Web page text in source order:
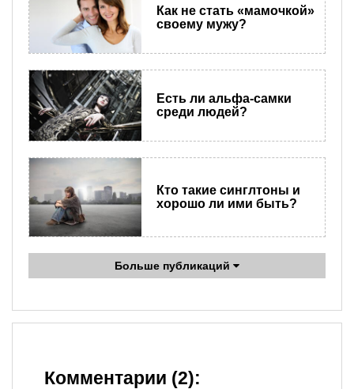
Как не стать «мамочкой»
своему мужу?
Есть ли альфа-самки
среди людей?
Кто такие синглтоны и
хорошо ли ими быть?
Больше публикаций
Комментарии (2):